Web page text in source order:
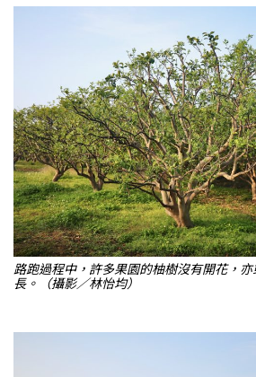
路跑過程中，許多果園的柚樹沒有開花，
長。（攝影／林怡均）